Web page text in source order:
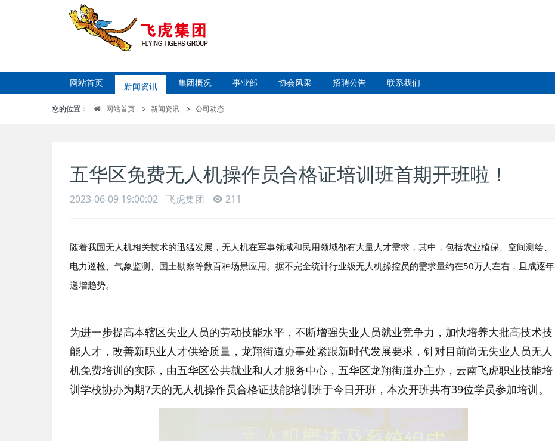
网站首页 新闻资讯 集团概况 事业部 协会风采 招聘公告 联系我们
您的位置： 网站首页 新闻资讯 公司动态
五华区免费无人机操作员合格证培训班首期开班啦！
2023-06-09 19:00:02 飞虎集团 211
随着我国无人机相关技术的迅猛发展，无人机在军事领域和民用领域都有大量人才需求，其中，包括农业植保、空间测绘、
电力巡检、气象监测、国土勘察等数百种场景应用。据不完全统计行业级无人机操控员的需求量约在50万人左右，且成逐年
递增趋势。
为进一步提高本辖区失业人员的劳动技能水平，不断增强失业人员就业竞争力，加快培养大批高技术技
能人才，改善新职业人才供给质量，龙翔街道办事处紧跟新时代发展要求，针对目前尚无失业人员无人
机免费培训的实际，由五华区公共就业和人才服务中心，五华区龙翔街道办主办，云南飞虎职业技能培
训学校协办为期7天的无人机操作员合格证技能培训班于今日开班，本次开班共有39位学员参加培训。